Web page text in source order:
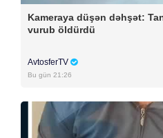
Kameraya düşən dəhşət:
vurub öldürdü
AvtosferTV
Bu gün 21:26